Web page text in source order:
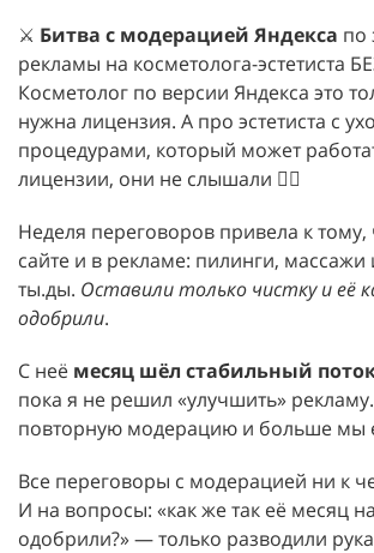
⚔️ Битва с модерацией Яндекса по
рекламы на косметолога-эстетиста
Косметолог по версии Яндекса это
нужна лицензия. А про эстетиста с
процедурами, который может
лицензии, они не слышали 🤷‍♀️
Неделя переговоров привела к тому,
сайте и в рекламе: пилинги, массажи
ты.ды. Оставили только чистку и её
одобрили.
С неё месяц шёл стабильный
пока я не решил «улучшить»
повторную модерацию и больше мы
Все переговоры с модерацией ни к
И на вопросы: «как же так её месяц
одобрили?» — только разводили